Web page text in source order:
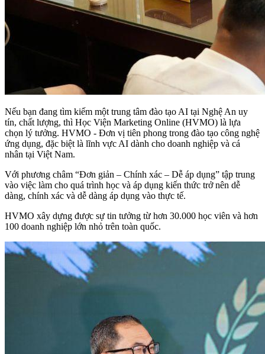
Nếu bạn đang tìm kiếm một trung tâm đào tạo AI tại Nghệ An uy
tín, chất lượng, thì Học Viện Marketing Online (HVMO) là lựa
chọn lý tưởng. HVMO - Đơn vị tiên phong trong đào tạo công nghệ
ứng dụng, đặc biệt là lĩnh vực AI dành cho doanh nghiệp và cá
nhân tại Việt Nam.
Với phương châm “Đơn giản – Chính xác – Dễ áp dụng” tập trung
vào việc làm cho quá trình học và áp dụng kiến thức trở nên dễ
dàng, chính xác và dễ dàng áp dụng vào thực tế.
HVMO xây dựng được sự tin tưởng từ hơn 30.000 học viên và hơn
100 doanh nghiệp lớn nhỏ trên toàn quốc.